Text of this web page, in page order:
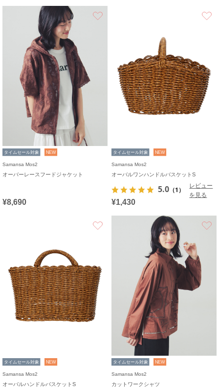
タイムセール対象 NEW
Samansa Mos2
オーバーレースフードジャケット
¥8,690
タイムセール対象 NEW
Samansa Mos2
オーバルワンハンドルバスケットS
5.0 （1）
レビュー
を見る
¥1,430
タイムセール対象 NEW
Samansa Mos2
オーバルハンドルバスケットS
タイムセール対象 NEW
Samansa Mos2
カットワークシャツ